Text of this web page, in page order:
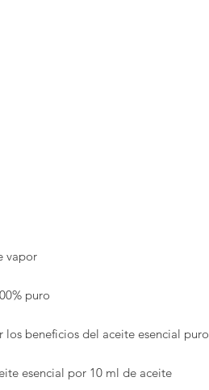
vapor
puro
los beneficios del aceite esencial puro
esencial por 10 ml de aceite